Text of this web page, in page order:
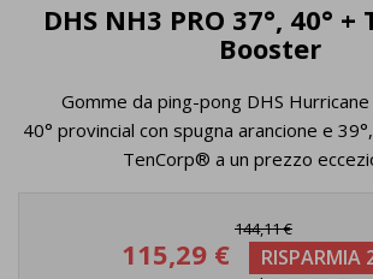
DHS NH3 PRO 37°, 40°
Booster
Gomme da ping-pong DHS
40° provincial con spugna arancione e
TenCorp® a un prezzo
144,11 €
115,29 € RISPARMIA